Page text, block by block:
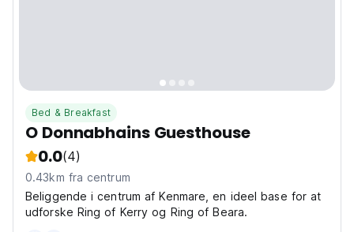
Bed & Breakfast
O Donnabhains Guesthouse
0.0(4)
0.43km fra centrum
Beliggende i centrum af Kenmare, en ideel base for at
udforske Ring of Kerry og Ring of Beara.